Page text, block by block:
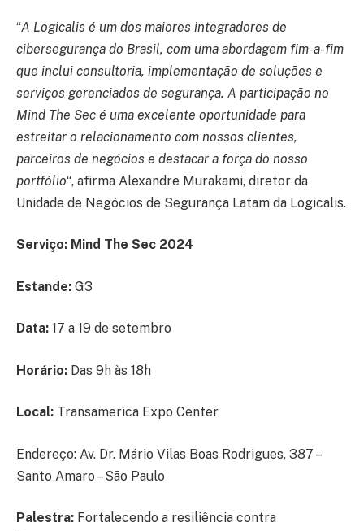
“A Logicalis é um dos maiores integradores de
cibersegurança do Brasil, com uma abordagem fim-a-fim
que inclui consultoria, implementação de soluções e
serviços gerenciados de segurança. A participação no
Mind The Sec é uma excelente oportunidade para
estreitar o relacionamento com nossos clientes,
parceiros de negócios e destacar a força do nosso
portfólio“, afirma Alexandre Murakami, diretor da
Unidade de Negócios de Segurança Latam da Logicalis.
Serviço: Mind The Sec 2024
Estande: G3
Data: 17 a 19 de setembro
Horário: Das 9h às 18h
Local: Transamerica Expo Center
Endereço: Av. Dr. Mário Vilas Boas Rodrigues, 387 –
Santo Amaro – São Paulo
Palestra: Fortalecendo a resiliência contra